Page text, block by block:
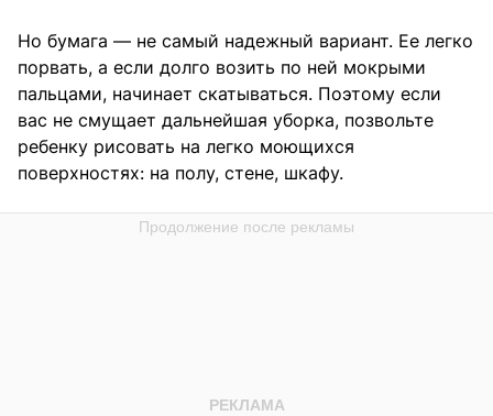
Но бумага — не самый надежный вариант. Ее легко
порвать, а если долго возить по ней мокрыми
пальцами, начинает скатываться. Поэтому если
вас не смущает дальнейшая уборка, позвольте
ребенку рисовать на легко моющихся
поверхностях: на полу, стене, шкафу.